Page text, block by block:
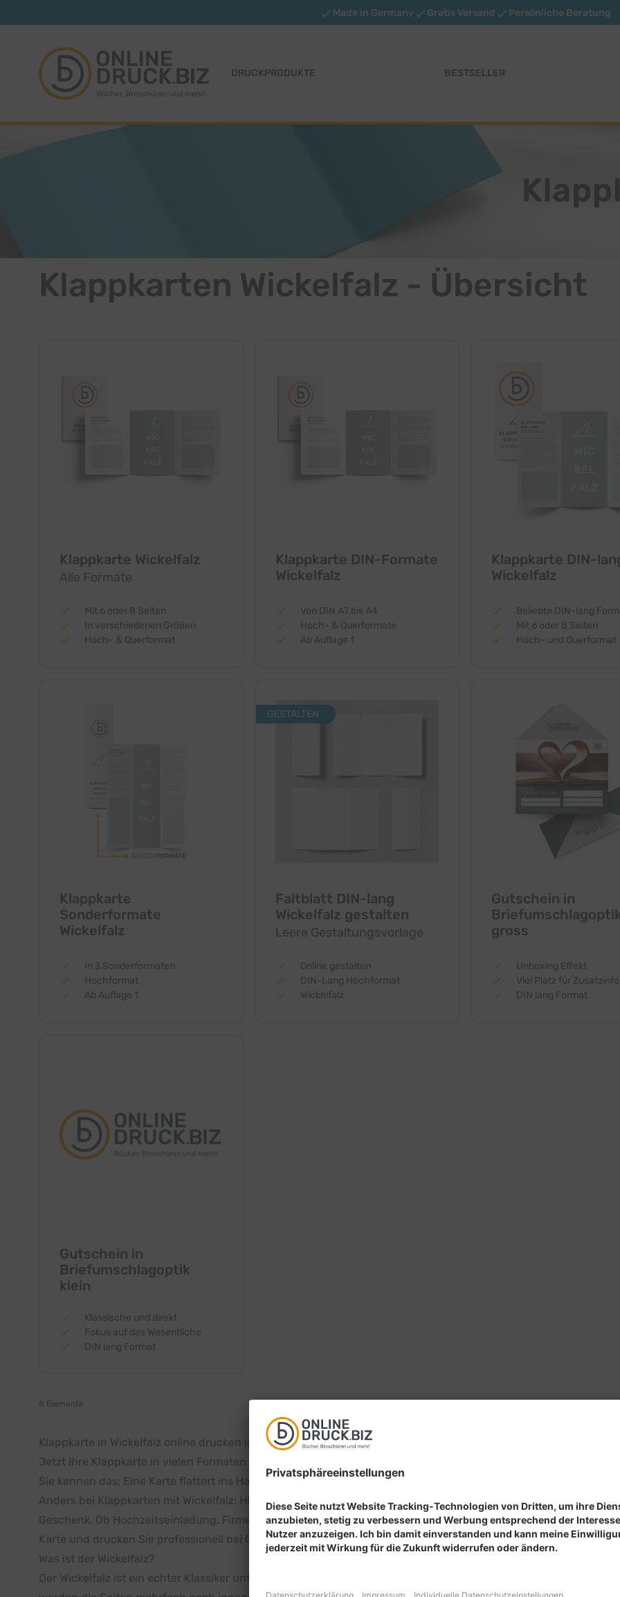
Made in Germany Gratis Versand Persönliche Beratung
DRUCKPRODUKTE BESTSELLER
Klappkarten Wickelfalz - Übersicht
Klappkarte Wickelfalz
Alle Formate
Mit 6 oder 8 Seiten
In verschiedenen Größen
Hoch- & Querformat
Klappkarte DIN-Formate
Wickelfalz
Von DIN A7 bis A4
Hoch- & Querformate
Ab Auflage 1
Klappkarte DIN-
Wickelfalz
Beliebte DIN-lang
Mit 6 oder 8 Seiten
Hoch- und Querformat
Klappkarte
Sonderformate
Wickelfalz
In 3 Sonderformaten
Hochformat
Ab Auflage 1
GESTALTEN
Faltblatt DIN-lang
Wickelfalz gestalten
Leere Gestaltungsvorlage
Online gestalten
DIN-Lang Hochformat
Wickelfalz
Gutschein in
gross
Unboxing Effekt
Viel Platz für
DIN lang Format
Gutschein in
Briefumschlagoptik
klein
Klassische und direkt
Fokus auf das Wesentliche
DIN lang Format
8 Elemente
Klappkarte in Wickelfalz online drucken lassen – stilvoll einladen, danken oder gratulieren
Jetzt Ihre Klappkarte in vielen Formaten bestellen
Sie kennen das: Eine Karte flattert ins Haus – schlicht, unscheinbar, vielleicht sogar lieblos. Und dann? Sie
Anders bei Klappkarten mit Wickelfalz: Hier beginnt der Zauber schon beim Aufklappen. Seite für Seite
Geschenk. Ob Hochzeitseinladung, Firmenevent, Danksagung oder saisonaler Gruß – mit einer Wickelfalz-
Karte und drucken Sie professionell bei Online-Druck.biz!
Was ist der Wickelfalz?
Der Wickelfalz ist ein echter Klassiker unter den Falzarten, und das aus gutem Grund: Er wirkt elegant,